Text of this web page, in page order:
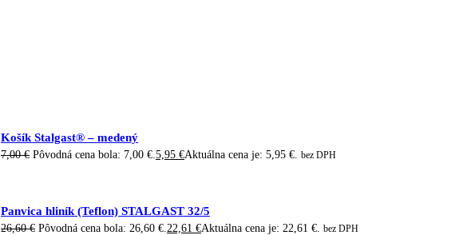
Košík Stalgast® – medený
7,00€ Pôvodná cena bola: 7,00 €. 5,95 €Aktuálna cena je: 5,95 €. bez DPH
Panvica hliník (Teflon) STALGAST 32/5
26,60€ Pôvodná cena bola: 26,60 €. 22,61 €Aktuálna cena je: 22,61 €. bez DPH